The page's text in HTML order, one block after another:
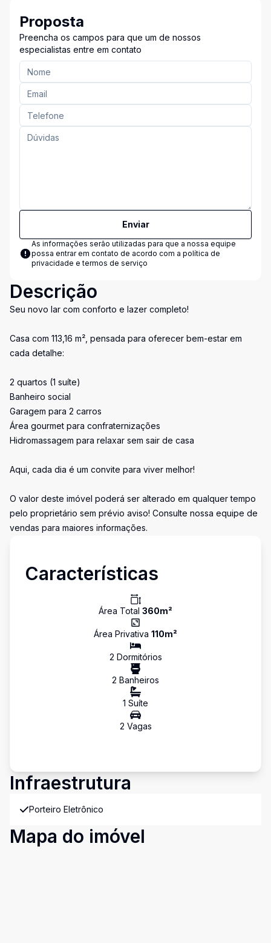
Proposta
Preencha os campos para que um de nossos
especialistas entre em contato
Enviar
As informações serão utilizadas para que a nossa equipe
possa entrar em contato de acordo com a política de
privacidade e termos de serviço
Descrição
Seu novo lar com conforto e lazer completo!
Casa com 113,16 m², pensada para oferecer bem-estar em
cada detalhe:
2 quartos (1 suíte)
Banheiro social
Garagem para 2 carros
Área gourmet para confraternizações
Hidromassagem para relaxar sem sair de casa
Aqui, cada dia é um convite para viver melhor!
O valor deste imóvel poderá ser alterado em qualquer tempo
pelo proprietário sem prévio aviso! Consulte nossa equipe de
vendas para maiores informações.
Características
Área Total 360m²
Área Privativa 110m²
2 Dormitórios
2 Banheiros
1 Suíte
2 Vagas
Infraestrutura
Porteiro Eletrônico
Mapa do imóvel